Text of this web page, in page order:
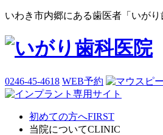
いわき市内郷にある歯医者「いがり
0246-45-4618 WEB予約
初めての方へFIRST
当院についてCLINIC